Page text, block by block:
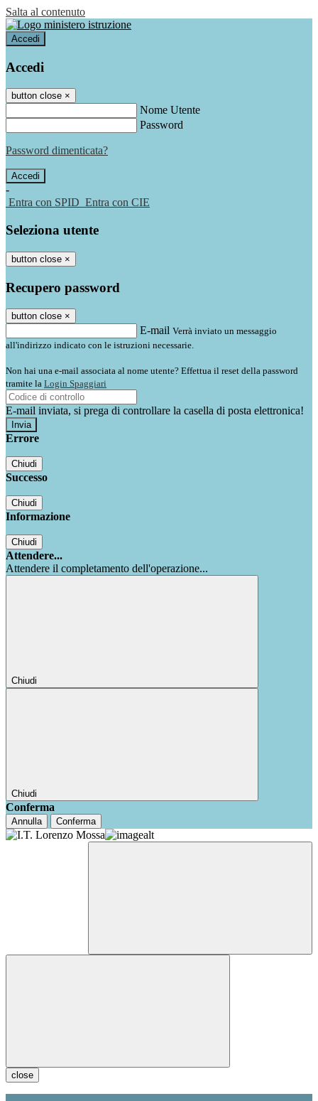
Salta al contenuto
Accedi
Accedi
button close ×
Nome Utente
Password
Password dimenticata?
-
Entra con SPID Entra con CIE
Seleziona utente
button close ×
Recupero password
button close ×
E-mail Verrà inviato un messaggio
all'indirizzo indicato con le istruzioni necessarie.
Non hai una e-mail associata al nome utente? Effettua il reset della password
tramite la Login Spaggiari
E-mail inviata, si prega di controllare la casella di posta elettronica!
Errore
Chiudi
Successo
Chiudi
Informazione
Chiudi
Attendere...
Attendere il completamento dell'operazione...
Chiudi
Chiudi
Conferma
Annulla Conferma
close